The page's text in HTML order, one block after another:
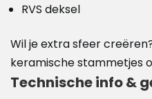
RVS deksel
Wil je extra sfeer
keramische stammetjes
Technische info &